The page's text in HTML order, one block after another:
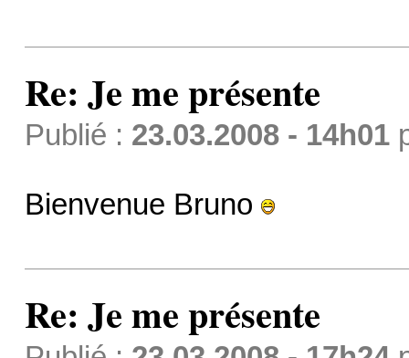
Re: Je me présente
Publié : 23.03.2008 - 14h01
Bienvenue Bruno
Re: Je me présente